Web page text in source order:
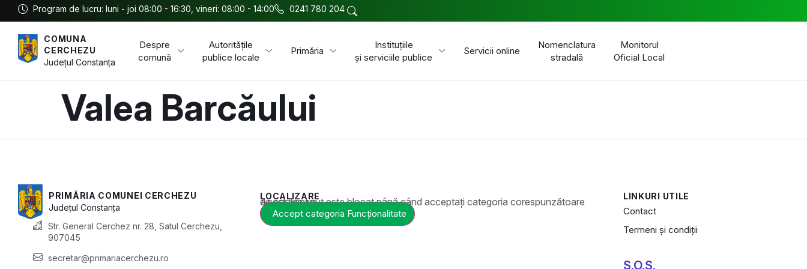
Program de lucru: luni - joi 08:00 - 16:30, vineri: 08:00 - 14:00 0241 780 204
COMUNA
CERCHEZU
JudețulConstanța
Despre
comună
Autoritățile
publice locale
Primăria
Instituțiile
și serviciile publice
Servicii online
Nomenclatura
stradală
Monitorul
Oficial Local
Valea Barcăului
PRIMĂRIA COMUNEI CERCHEZU
JudețulConstanța
Str. General Cerchez nr. 28, Satul Cerchezu,
907045
secretar@primariacerchezu.ro
LOCALIZARE
Acest conținut este blocat până când acceptați categoria corespunzătoare de cookie-uri.
Accept categoria Funcționalitate
LINKURI UTILE
Contact
Termeni și condiții
S.O.S.